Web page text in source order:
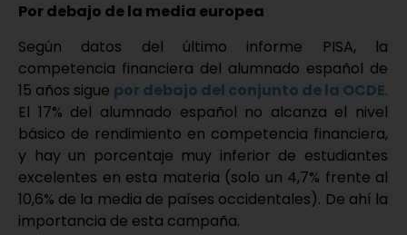
Por debajo de la media europea
Según datos del último informe PISA, la
competencia financiera del alumnado español de
15 años sigue por debajo del conjunto de la OCDE.
El 17% del alumnado español no alcanza el nivel
básico de rendimiento en competencia financiera,
y hay un porcentaje muy inferior de estudiantes
excelentes en esta materia (solo un 4,7% frente al
10,6% de la media de países occidentales). De ahí la
importancia de esta campaña.